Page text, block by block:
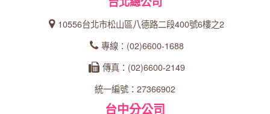
10556台北市松山區八德路二段400號6樓之2
專線：(02)6600-1688
傳真：(02)6600-2149
統一編號：27366902
台中分公司